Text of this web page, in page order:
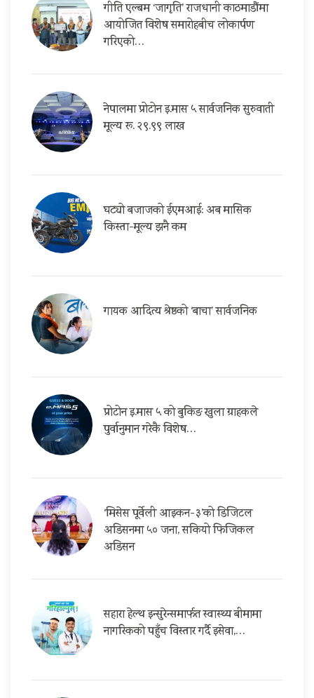
गीति एल्बम ‘जागृति’ राजधानी काठमाडौंमा
आयोजित विशेष समारोहबीच लोकार्पण
गरिएको…
नेपालमा प्रोटोन इ.मास ५ सार्वजनिक सुरुवाती
मूल्य रू. २९.९९ लाख
घट्यो बजाजको ईएमआई: अब मासिक
किस्ता-मूल्य झनै कम
गायक आदित्य श्रेष्ठको ‘बाचा’ सार्वजनिक
प्रोटोन इ.मास ५ को बुकिङ खुला ग्राहकले
पुर्वानुमान गरेकै विशेष…
‘मिसेस पूर्वेली आइकन-३’को डिजिटल
अडिसनमा ५० जना, सकियो फिजिकल
अडिसन
सहारा हेल्थ इन्सुरेन्समार्फत स्वास्थ्य बीमामा
नागरिकको पहुँच विस्तार गर्दै इसेवा,…